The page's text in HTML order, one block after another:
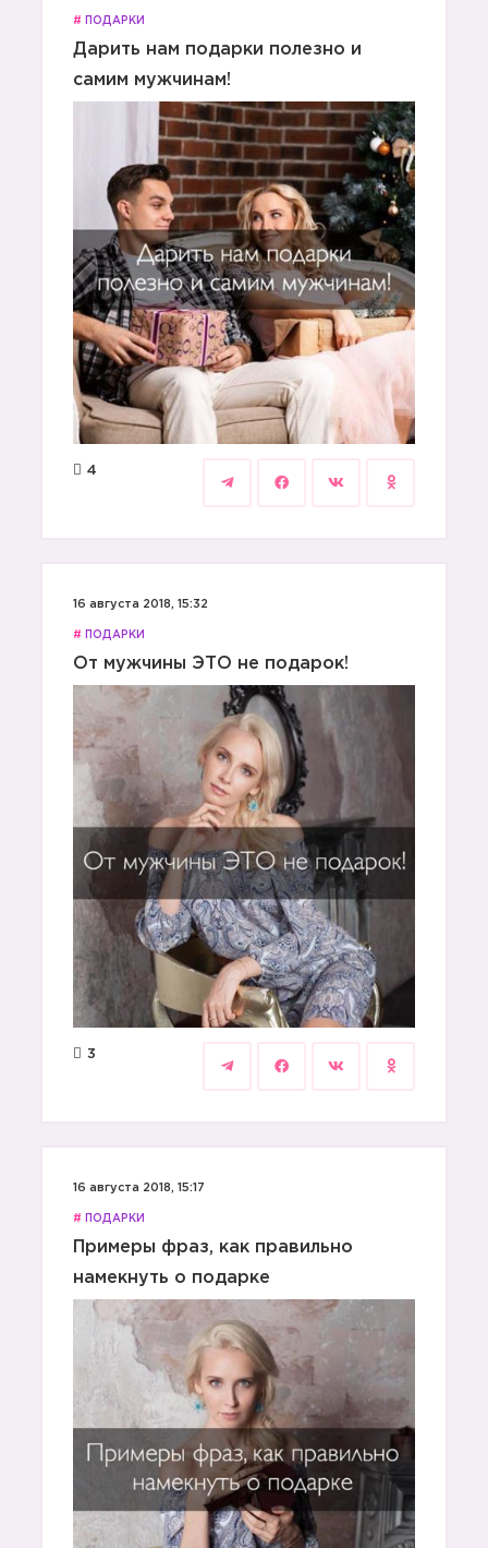
# ПОДАРКИ
Дарить нам подарки полезно и
самим мужчинам!
4
16 августа 2018, 15:32
# ПОДАРКИ
От мужчины ЭТО не подарок!
3
16 августа 2018, 15:17
# ПОДАРКИ
Примеры фраз, как правильно
намекнуть о подарке